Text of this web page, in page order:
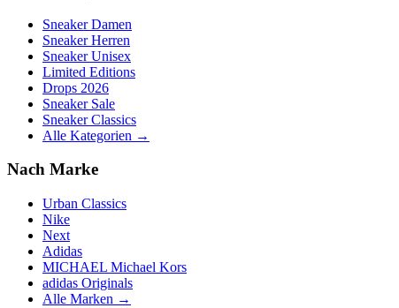
Sneaker Damen
Sneaker Herren
Sneaker Unisex
Limited Editions
Drops 2026
Sneaker Sale
Sneaker Classics
Alle Kategorien →
Nach Marke
Urban Classics
Nike
Next
Adidas
MICHAEL Michael Kors
adidas Originals
Alle Marken →